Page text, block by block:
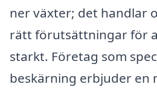
ner växter; det handlar
rätt förutsättningar för
starkt. Företag som
beskärning erbjuder en